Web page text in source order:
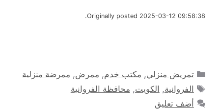
Originally posted 2025-03-12 09:58:38.
التصنيفات
تمريض منزلي, مكتب خدم, ممرض, ممرضة منزلية
الوسوم
الفروانية, الكويت, محافظة الفروانية
أضف تعليق